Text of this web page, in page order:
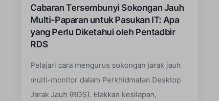
Cabaran Tersembunyi Sokongan Jauh
Multi-Paparan untuk Pasukan IT: Apa
yang Perlu Diketahui oleh Pentadbir
RDS
Pelajari cara mengurus sokongan jarak jauh
multi-monitor dalam Perkhidmatan Desktop
Jarak Jauh (RDS). Elakkan kesilapan,